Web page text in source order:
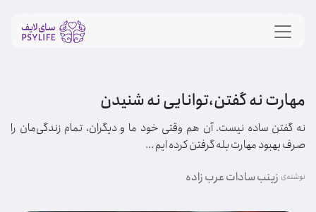
مهارت نه گفتن،توانایی نه شنیدن
نه گفتن ساده نیست. آن هم وقتی خود ما و دیگران، تمام زندگی‌مان را
صرف بهبود مهارت بله گرفتن کرده ایم ...
نوشته‌ی زینب سادات عرب زاده